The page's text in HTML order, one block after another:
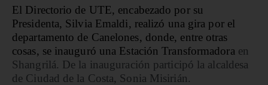
El Directorio de UTE, encabezado por su
Presidenta, Silvia Emaldi, realizó una gira por el
departamento de Canelones, donde, entre otras
cosas, se inauguró una Estación Transformadora en
Shangrilá. De la inauguración participó la alcaldesa
de Ciudad de la Costa, Sonia Misirián.